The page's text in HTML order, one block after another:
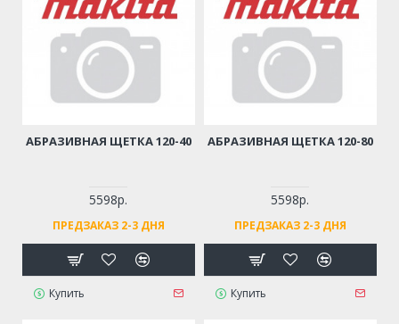
АБРАЗИВНАЯ ЩЕТКА 120-40
5598р.
ПРЕДЗАКАЗ 2-3 ДНЯ
Купить
АБРАЗИВНАЯ ЩЕТКА 120-80
5598р.
ПРЕДЗАКАЗ 2-3 ДНЯ
Купить